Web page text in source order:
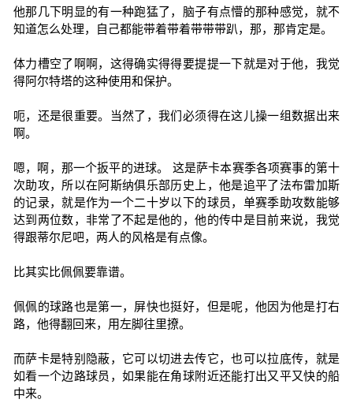
他那几下明显的有一种跑猛了，脑子有点懵的那种感觉，就不
知道怎么处理，自己都能带着带着带带带趴，那，那肯定是。
体力槽空了啊啊，这得确实得得要提提一下就是对于他，我觉
得阿尔特塔的这种使用和保护。
呃，还是很重要。当然了，我们必须得在这儿操一组数据出来
啊。
嗯，啊，那一个扳平的进球。 这是萨卡本赛季各项赛事的第十
次助攻，所以在阿斯纳俱乐部历史上，他是追平了法布雷加斯
的记录，就是作为一个二十岁以下的球员，单赛季助攻数能够
达到两位数，非常了不起是他的，他的传中是目前来说，我觉
得跟蒂尔尼吧，两人的风格是有点像。
比其实比佩佩要靠谱。
佩佩的球路也是第一，屏快也挺好，但是呢，他因为他是打右
路，他得翻回来，用左脚往里撩。
而萨卡是特别隐蔽，它可以切进去传它，也可以拉底传，就是
如看一个边路球员，如果能在角球附近还能打出又平又快的船
中来。